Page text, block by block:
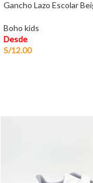
Gancho Lazo Escolar
Boho kids
Desde
S/12.00